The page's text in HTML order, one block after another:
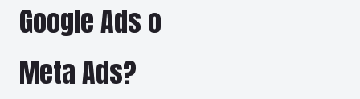
Google Ads o
Meta Ads?